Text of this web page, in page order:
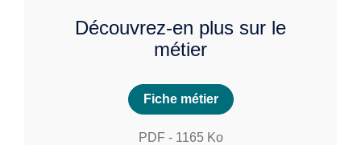
Découvrez-en plus sur le
métier
Fiche métier
PDF - 1165 Ko